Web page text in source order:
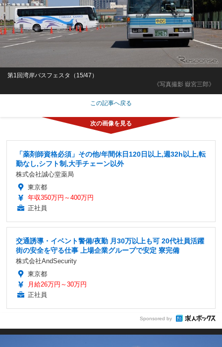
《写真撮影 嶽宮三郎》
第1回湾岸バスフェスタ（15/47）
この記事へ戻る
「薬剤師資格必須」その他/年間休日120日以上,週32h以上,転
勤なし,シフト制,大手チェーン以外
株式会社誠心堂薬局
東京都
年収350万円～400万円
正社員
交通誘導・イベント警備/夜勤 月30万以上も可 20代社員活躍
街の安全を守る仕事 上場企業グループで安定 寮完備
株式会社AndSecurity
東京都
月給26万円～30万円
正社員
Sponsored by